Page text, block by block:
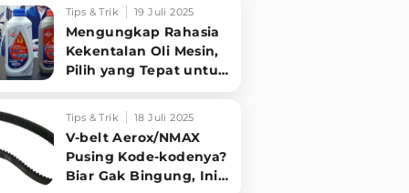
Tips & Trik 19 Juli 2025
Mengungkap Rahasia
Kekentalan Oli Mesin,
Pilih yang Tepat untuk
Motormu!
Tips & Trik 18 Juli 2025
V-belt Aerox/NMAX
Pusing Kode-kodenya?
Biar Gak Bingung, Ini